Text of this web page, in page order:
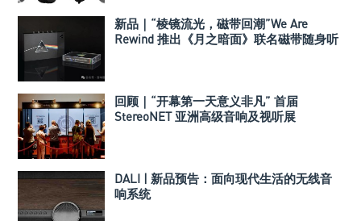
新品｜“棱镜流光，磁带回潮”We Are
Rewind 推出《月之暗面》联名磁带随身听
回顾｜“开幕第一天意义非凡” 首届
StereoNET 亚洲高级音响及视听展
DALI | 新品预告：面向现代生活的无线音
响系统